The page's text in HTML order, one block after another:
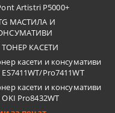
Artistri P5000+
МАСТИЛА И
ТОНЕР КАСЕТИ
касети и консумативи
ES7411WT/Pro7411WT
касети и консумативи
OKI Pro8432WT